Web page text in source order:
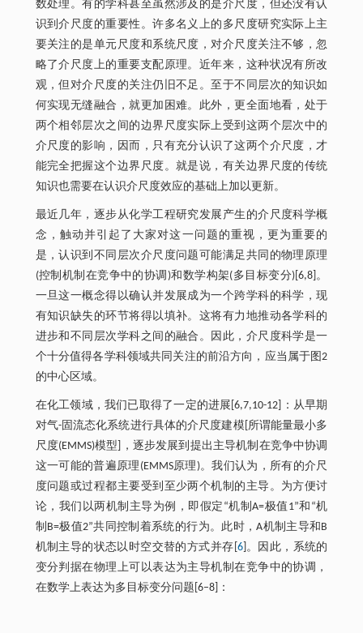
数处理。有的学科甚至虽然涉及的是介尺度，但还没有认
识到介尺度的重要性。许多名义上的多尺度研究实际上主
要关注的是单元尺度和系统尺度，对介尺度关注不够，忽
略了介尺度上的重要支配原理。近年来，这种状况有所改
观，但对介尺度的关注仍旧不足。至于不同层次的知识如
何实现无缝融合，就更加困难。此外，更全面地看，处于
两个相邻层次之间的边界尺度实际上受到这两个层次中的
介尺度的影响，因而，只有充分认识了这两个介尺度，才
能完全把握这个边界尺度。就是说，有关边界尺度的传统
知识也需要在认识介尺度效应的基础上加以更新。
最近几年，逐步从化学工程研究发展产生的介尺度科学概
念，触动并引起了大家对这一问题的重视，更为重要的
是，认识到不同层次介尺度问题可能满足共同的物理原理
(控制机制在竞争中的协调)和数学构架(多目标变分)[6,8]。
一旦这一概念得以确认并发展成为一个跨学科的科学，现
有知识缺失的环节将得以填补。这将有力地推动各学科的
进步和不同层次学科之间的融合。因此，介尺度科学是一
个十分值得各学科领域共同关注的前沿方向，应当属于图2
的中心区域。
在化工领域，我们已取得了一定的进展[6,7,10-12]：从早期
对气-固流态化系统进行具体的介尺度建模[所谓能量最小多
尺度(EMMS)模型]，逐步发展到提出主导机制在竞争中协调
这一可能的普遍原理(EMMS原理)。我们认为，所有的介尺
度问题或过程都主要受到至少两个机制的主导。为方便讨
论，我们以两机制主导为例，即假定“机制A=极值1”和“机
制B=极值2”共同控制着系统的行为。此时，A机制主导和B
机制主导的状态以时空交替的方式并存[ 6]。因此，系统的
变分判据在物理上可以表达为主导机制在竞争中的协调，
在数学上表达为多目标变分问题[6–8]：